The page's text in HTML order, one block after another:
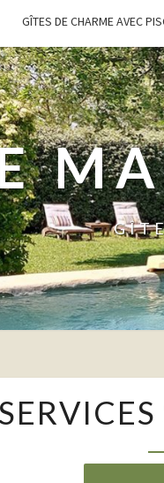
GÎTES DE CHARME AVEC